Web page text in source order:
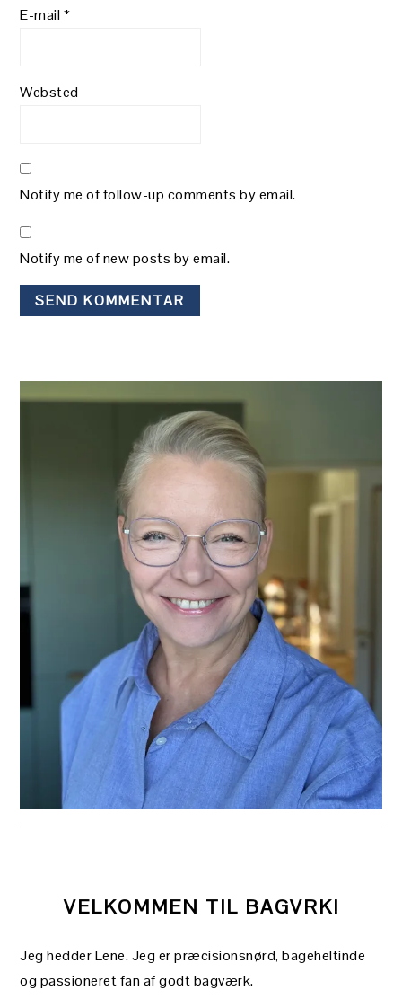
E-mail*
Websted
Notify me of follow-up comments by email.
Notify me of new posts by email.
PRIMÆR
VELKOMMEN TIL BAGVRK!
Jeg hedder Lene. Jeg er præcisionsnørd, bageheltinde
og passioneret fan af godt bagværk.